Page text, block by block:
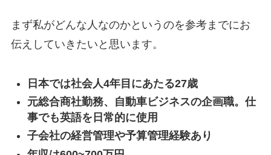
まず私がどんな人なのかというのを参考までにお
伝えしていきたいと思います。
日本では社会人4年目にあたる27歳
元総合商社勤務、自動車ビジネスの企画職。仕
事でも英語を日常的に使用
子会社の経営管理や予算管理経験あり